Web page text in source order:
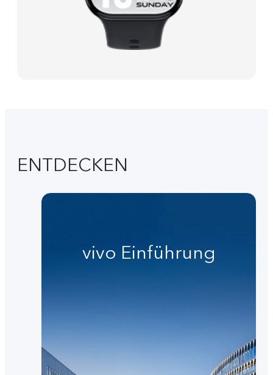
ENTDECKEN
vivo Einführung